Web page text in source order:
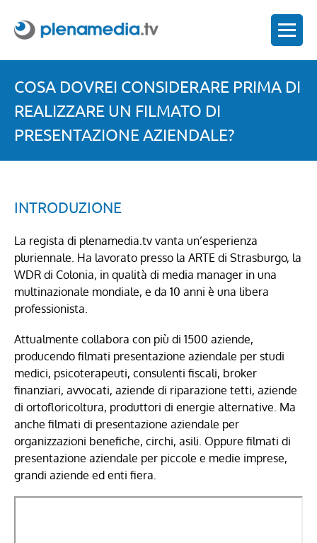
COSA DOVREI CONSIDERARE PRIMA DI
REALIZZARE UN FILMATO DI
PRESENTAZIONE AZIENDALE?
INTRODUZIONE
La regista di plenamedia.tv vanta un’esperienza
pluriennale. Ha lavorato presso la ARTE di Strasburgo, la
WDR di Colonia, in qualità di media manager in una
multinazionale mondiale, e da 10 anni è una libera
professionista.
Attualmente collabora con più di 1500 aziende,
producendo filmati presentazione aziendale per studi
medici, psicoterapeuti, consulenti fiscali, broker
finanziari, avvocati, aziende di riparazione tetti, aziende
di ortofloricoltura, produttori di energie alternative. Ma
anche filmati di presentazione aziendale per
organizzazioni benefiche, circhi, asili. Oppure filmati di
presentazione aziendale per piccole e medie imprese,
grandi aziende ed enti fiera.